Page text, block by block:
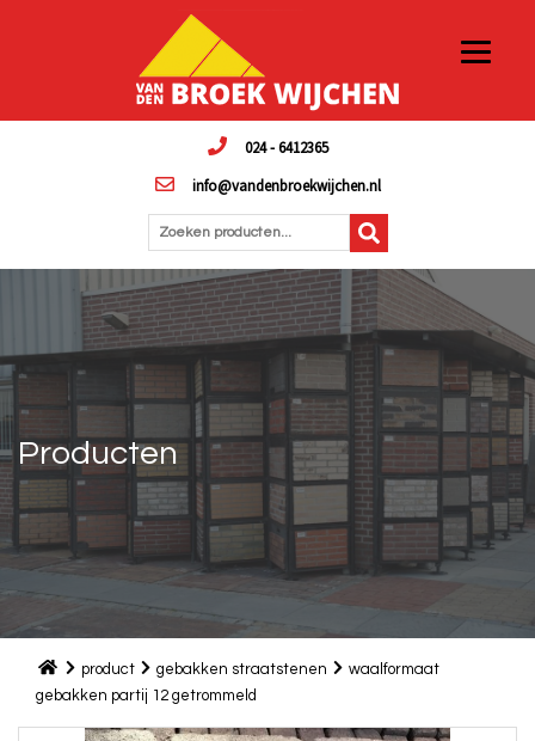
024 - 6412365
info@vandenbroekwijchen.nl
Zoeken producten...
Producten
product gebakken straatstenen
waalformaat
gebakken partij 12 getrommeld